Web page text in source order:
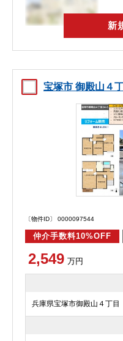
新
宝塚市 御殿山４
〔物件ID〕 0000097544
仲介手数料10%OFF
2,549 万円
兵庫県宝塚市御殿山４丁目